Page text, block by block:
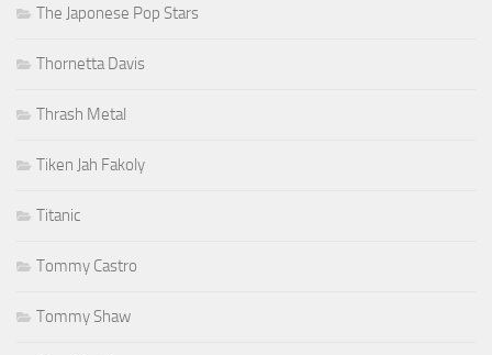
The Japonese Pop Stars
Thornetta Davis
Thrash Metal
Tiken Jah Fakoly
Titanic
Tommy Castro
Tommy Shaw